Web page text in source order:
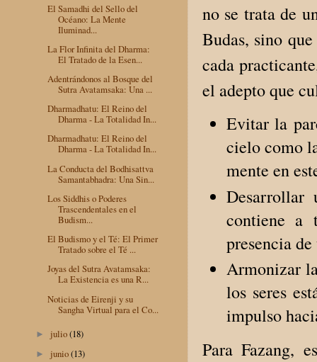
no se trata de
Budas, sino
cada
el adepto que
Evitar la
cielo como
mente en
Desarrollar
contiene a
presencia
Armonizar
los seres
impulso
Para Fazang,
El Samadhi del Sello del
Océano: La Mente
Iluminad...
La Flor Infinita del Dharma:
El Tratado de la Esen...
Adentrándonos al Bosque del
Sutra Avatamsaka: Una ...
Dharmadhatu: El Reino del
Dharma - La Totalidad In...
Dharmadhatu: El Reino del
Dharma - La Totalidad In...
La Conducta del Bodhisattva
Samantabhadra: Una Sin...
Los Siddhis o Poderes
Trascendentales en el
Budism...
El Budismo y el Té: El Primer
Tratado sobre el Té ...
Joyas del Sutra Avatamsaka:
La Existencia es una R...
Noticias de Eirenji y su
Sangha Virtual para el Co...
► julio(18)
► junio(13)